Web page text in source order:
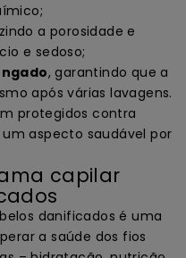
a porosidade e
e sedoso;
, garantindo que a
após várias lavagens.
protegidos contra
aspecto saudável por
capilar
danificados é uma
a saúde dos fios